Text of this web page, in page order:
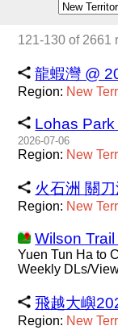
121-130 of 2661
龍蝦灣 @
Region: New
Lohas
2026-07-06
Region: New
火石洲 關
Region: New
Wilson
Yuen Tun Ha to
Weekly DLs/
飛越大嶼
Region: New